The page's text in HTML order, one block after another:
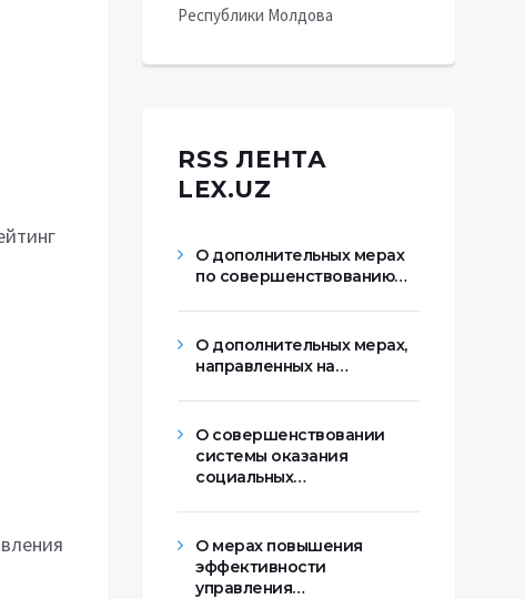
Республики Молдова
RSS ЛЕНТА
LEX.UZ
О дополнительных мерах
по совершенствованию…
О дополнительных мерах,
направленных на…
О совершенствовании
системы оказания
социальных…
О мерах повышения
эффективности
управления…